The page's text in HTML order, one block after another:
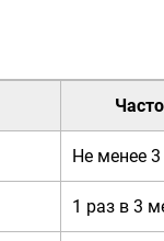
Не менее
1 раз в 3